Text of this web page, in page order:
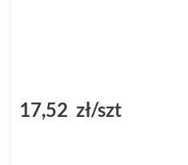
17,52 zł/szt